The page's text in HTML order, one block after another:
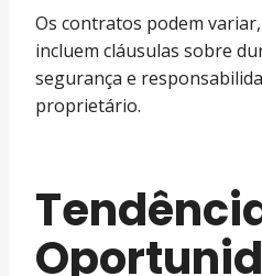
Os contratos podem
incluem cláusulas sobre
segurança e
proprietário.